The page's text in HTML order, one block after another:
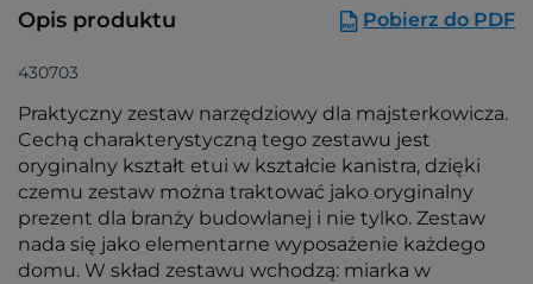
Opis produktu Pobierz do PDF
430703
Praktyczny zestaw narzędziowy dla majsterkowicza.
Cechą charakterystyczną tego zestawu jest
oryginalny kształt etui w kształcie kanistra, dzięki
czemu zestaw można traktować jako oryginalny
prezent dla branży budowlanej i nie tylko. Zestaw
nada się jako elementarne wyposażenie każdego
domu. W skład zestawu wchodzą: miarka w